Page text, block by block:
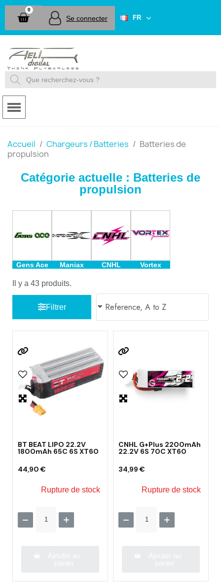
Se connecter FR
Accueil Chargeurs / Batteries
Batteries de
propulsion
Catégorie actuelle : Batteries de
propulsion
Gens Ace Maniax CNHL Vortex
Il y a 43 produits.
Filtrer
BT BEAT LIPO 22.2V
1800mAh 65C 6S XT60
44,90 €
Rupture de stock
CNHL G+Plus 2200mAh
22.2V 6S 70C XT60
34,99 €
Rupture de stock